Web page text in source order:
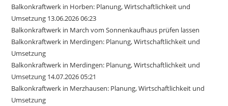
Balkonkraftwerk in Horben: Planung, Wirtschaftlichkeit und
Umsetzung 13.06.2026 06:23
Balkonkraftwerk in March vom Sonnenkaufhaus prüfen lassen
Balkonkraftwerk in Merdingen: Planung, Wirtschaftlichkeit und
Umsetzung
Balkonkraftwerk in Merdingen: Planung, Wirtschaftlichkeit und
Umsetzung 14.07.2026 05:21
Balkonkraftwerk in Merzhausen: Planung, Wirtschaftlichkeit und
Umsetzung